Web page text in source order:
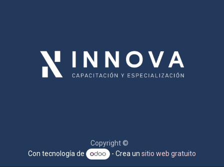
Copyright ©
Con tecnología de
- Crea unsitio web gratuito